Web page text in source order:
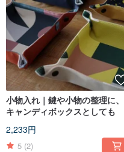
小物入れ｜鍵や小物の整理に、
キャンディボックスとしても
2,233円
5 (2)